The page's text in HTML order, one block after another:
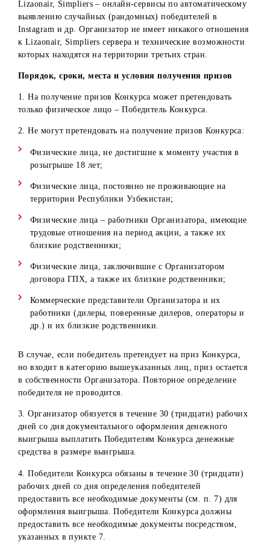
6. Не допускаются в Конкурсе комментарии, содержащие
грубые выражения, нецензурную лексику, гневные
высказывания, оскорбления и т.д.
сетях вправе отстранять от участия в Конкурсе
при выявлении случаев мошенничества (указание
аккаунтов знаменитостей, юридических лиц, попытки
(одинаковых) аккаунтов, использование фейковых
аккаунтов и т.д.).
пользователя в профиле (никнэйм) до момента
приза. В случае изменения имени пользователя до этого
времени, участник лишается права на получение приза.
Информация о сервисах Lizaonair и
Lizaonair, Simpliers – онлайн-сервисы по
выявлению случайных (рандомных) победителей в
Instagram и др. Организатор не имеет никакого
к Lizaonair, Simpliers сервера и технические
Порядок, сроки, места и условия получения призов
1. На получение призов Конкурса может претендовать
только физическое лицо – Победитель Конкурса.
2. Не могут претендовать на получение призов
Физические лица, не достигшие к моменту участия в
розыгрыше 18 лет;
Физические лица, постоянно не проживающие на
территории Республики Узбекистан;
Физические лица – работники Организатора,
трудовые отношения на период акции, а также их